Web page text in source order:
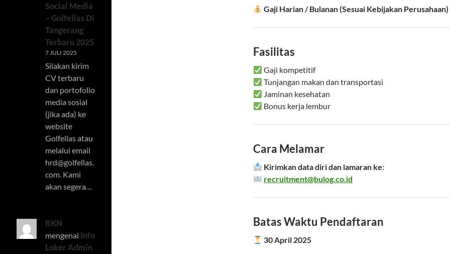
Gaji Harian / Bulanan (Sesuai Kebijakan Perusahaan)
Fasilitas
Gaji kompetitif
Tunjangan makan dan transportasi
Jaminan kesehatan
Bonus kerja lembur
Cara Melamar
Kirimkan data diri dan lamaran ke:
recruitment@bulog.co.id
Batas Waktu Pendaftaran
30 April 2025
Social Media
– Golfellas Di
Tangerang
Terbaru 2025
7 JULI 2025
Silakan kirim
CV terbaru
dan portofolio
media sosial
(jika ada) ke
website
Golfellas atau
melalui email
hrd@golfellas.
com. Kami
akan segera…
RKN
mengenai Info
Loker Admin